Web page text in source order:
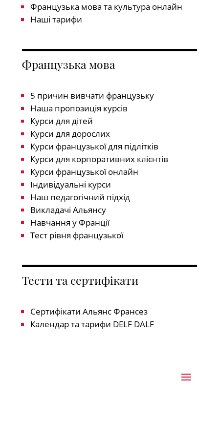
Французька мова та культура онлайн
Наші тарифи
Французька мова
5 причин вивчати французьку
Наша пропозиція курсів
Курси для дітей
Курси для дорослих
Курси французької для підлітків
Курси для корпоративних клієнтів
Курси французької онлайн
Індивідуальні курси
Наш педагогічний підхід
Викладачі Альянсу
Навчання у Франції
Тест рівня французької
Тести та сертифікати
Сертифікати Альянс Франсез
Календар та тарифи DELF DALF